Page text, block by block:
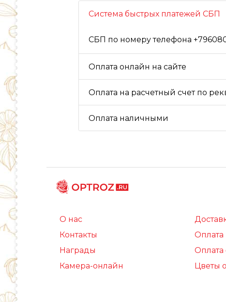
Система быстрых платежей СБП
СБП по номеру телефона
Оплата онлайн на сайте
Оплата на расчетный счет по
Оплата наличными
О нас
Контакты
Награды
Камера-онлайн
Оплата
Оплата
Цветы